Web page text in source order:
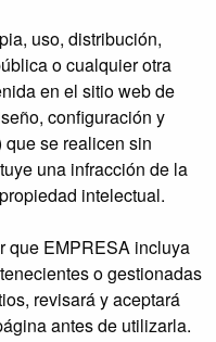
uso, distribución,
o cualquier otra
en el sitio web de
configuración y
se realicen sin
una infracción de la
intelectual.
que EMPRESA incluya
o gestionadas
revisará y aceptará
antes de utilizarla.